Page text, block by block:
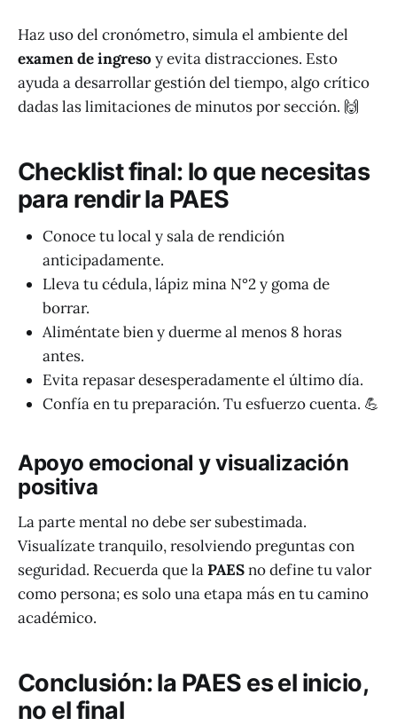
Haz uso del cronómetro, simula el ambiente del
examen de ingreso y evita distracciones. Esto
ayuda a desarrollar gestión del tiempo, algo crítico
dadas las limitaciones de minutos por sección. 🙌
Checklist final: lo que necesitas
para rendir la PAES
Conoce tu local y sala de rendición
anticipadamente.
Lleva tu cédula, lápiz mina N°2 y goma de
borrar.
Aliméntate bien y duerme al menos 8 horas
antes.
Evita repasar desesperadamente el último día.
Confía en tu preparación. Tu esfuerzo cuenta. 💪
Apoyo emocional y visualización
positiva
La parte mental no debe ser subestimada.
Visualízate tranquilo, resolviendo preguntas con
seguridad. Recuerda que laPAESno define tu valor
como persona; es solo una etapa más en tu camino
académico.
Conclusión: la PAES es el inicio,
no el final